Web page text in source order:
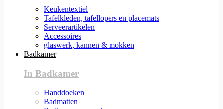
Keukentextiel
Tafelkleden, tafellopers en placemats
Serveerartikelen
Accessoires
glaswerk, kannen & mokken
Badkamer
In Badkamer
Handdoeken
Badmatten